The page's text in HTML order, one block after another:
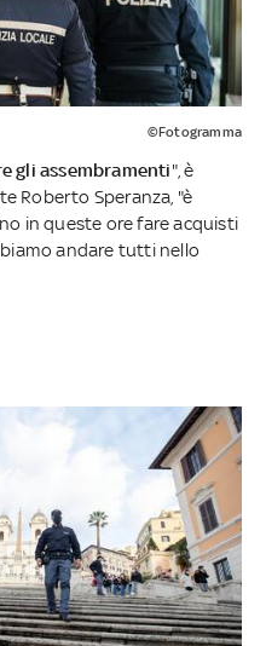
©Fotogramma
gli assembramenti", è
Roberto Speranza, "è
in queste ore fare acquisti
andare tutti nello